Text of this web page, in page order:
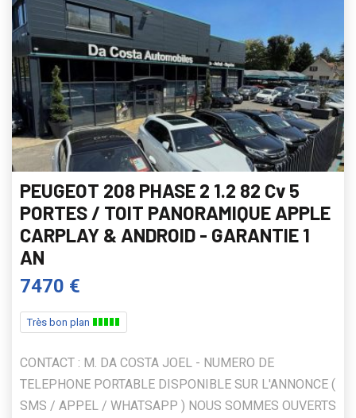
PEUGEOT 208 PHASE 2 1.2 82 Cv 5
PORTES / TOIT PANORAMIQUE APPLE
CARPLAY & ANDROID - GARANTIE 1
AN
7470 €
Très bon plan
CONTACT : M. DA COSTA JOEL - NUMERO DE
TELEPHONE PORTABLE DISPONIBLE SUR L'ANNONCE (
SMS / APPEL / WHATSAPP ) NOUS SOMMES OUVERTS